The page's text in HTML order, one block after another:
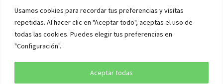
Usamos cookies para recordar tus preferencias y visitas
repetidas. Al hacer clic en "Aceptar todo", aceptas el uso de
todas las cookies. Puedes elegir tus preferencias en
"Configuración".
Aceptar todas
AVISO LEGAL Y POLÍTICAS
Aviso legal
Política de cookies